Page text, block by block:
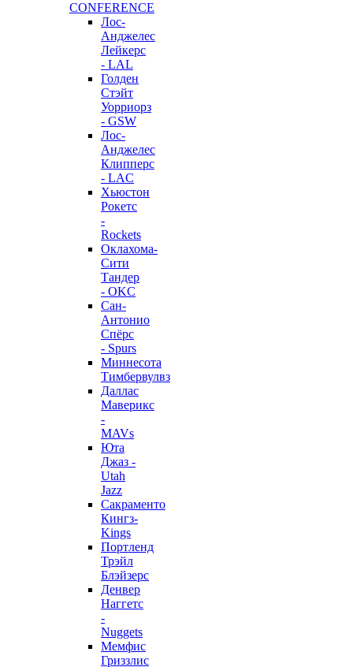
CONFERENCE
Лос-
Анджелес
Лейкерс
- LAL
Голден
Стэйт
Уорриорз
- GSW
Лос-
Анджелес
Клипперс
- LAC
Хьюстон
Рокетс
-
Rockets
Оклахома-
Сити
Тандер
- OKC
Сан-
Антонио
Спёрс
- Spurs
Миннесота
Тимбервулвз
Даллас
Маверикс
-
MAVs
Юта
Джаз -
Utah
Jazz
Сакраменто
Кингз-
Kings
Портленд
Трэйл
Блэйзерс
Денвер
Наггетс
-
Nuggets
Мемфис
Гриззлис